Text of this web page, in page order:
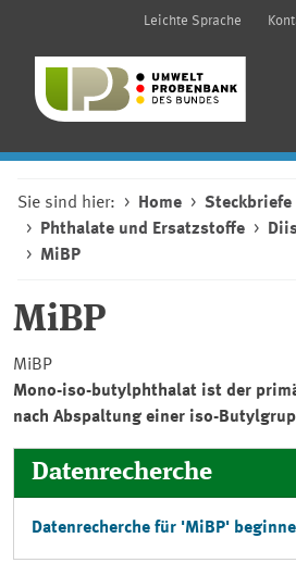
Leichte Sprache
Sie sind hier: Home Steckbriefe
Phthalate und Ersatzstoffe
MiBP
MiBP
MiBP
Mono-iso-butylphthalat ist der
nach Abspaltung einer iso-
Datenrecherche
Datenrecherche für 'MiBP'